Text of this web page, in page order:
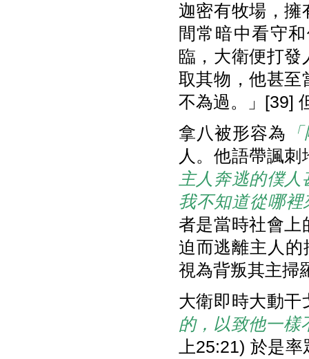
迦密有牧場，擁
間常暗中看守
臨，大衛便打發
取其物，他甚至
不為過。」[39]
拿八被形容為
人。他語帶諷刺
主人奔逃的僕
我不知道從哪
者是當時社會上
迫而逃離主人
視為背叛其主掃
大衛即時大動干
的，以致他一樣
上25:21) 於是